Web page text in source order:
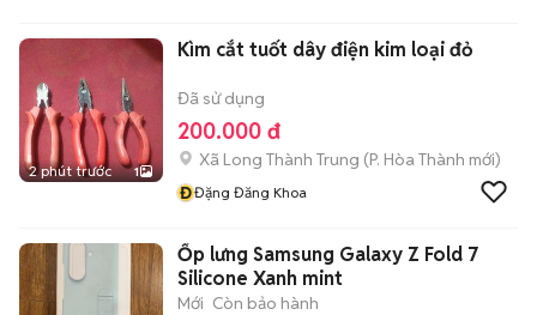
2 phút trước 1
Kìm cắt tuốt dây điện kim loại đỏ
Đã sử dụng
200.000 đ
Xã Long Thành Trung (P. Hòa Thành mới)
ĐĐặng Đăng Khoa
Ốp lưng Samsung Galaxy Z Fold 7
Silicone Xanh mint
Mới Còn bảo hành